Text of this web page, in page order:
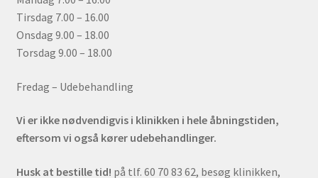
Tirsdag 7.00 – 16.00
Onsdag 9.00 – 18.00
Torsdag 9.00 – 18.00
Fredag – Udebehandling
Vi er ikke nødvendigvis i klinikken i hele åbningstiden,
eftersom vi også kører udebehandlinger.
Husk at bestille tid! på tlf. 60 70 83 62, besøg klinikken,